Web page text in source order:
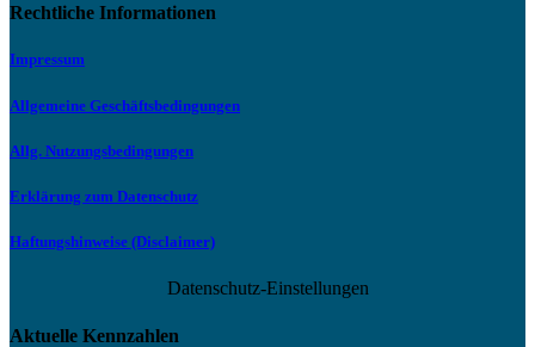
Rechtliche Informationen
Impressum
Allgemeine Geschäftsbedingungen
Allg. Nutzungsbedingungen
Erklärung zum Datenschutz
Haftungshinweise (Disclaimer)
Datenschutz-Einstellungen
Aktuelle Kennzahlen